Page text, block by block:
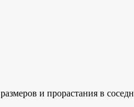
и прорастания в